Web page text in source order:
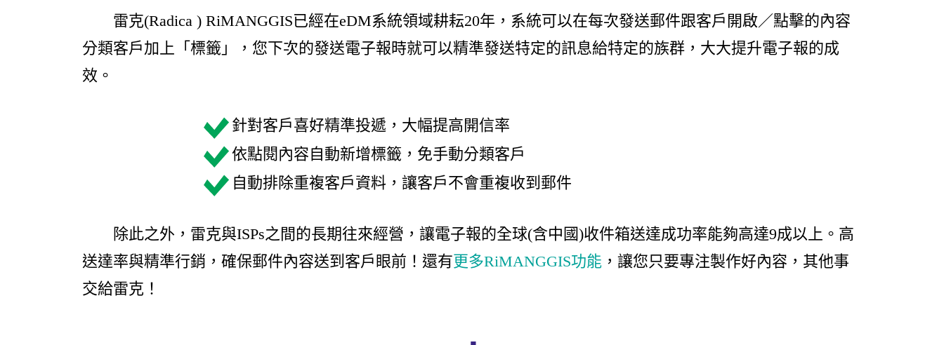
雷克(Radica ) RiMANGGIS已經在eDM系統領域耕耘20年，系統可以在每次發送郵件跟客戶開啟／點擊的內容
分類客戶加上「標籤」，您下次的發送電子報時就可以精準發送特定的訊息給特定的族群，大大提升電子報的成
效。
針對客戶喜好精準投遞，大幅提高開信率
依點閱內容自動新增標籤，免手動分類客戶
自動排除重複客戶資料，讓客戶不會重複收到郵件
除此之外，雷克與ISPs之間的長期往來經營，讓電子報的全球(含中國)收件箱送達成功率能夠高達9成以上。高
送達率與精準行銷，確保郵件內容送到客戶眼前！還有更多RiMANGGIS功能 ，讓您只要專注製作好內容，其他事
交給雷克！